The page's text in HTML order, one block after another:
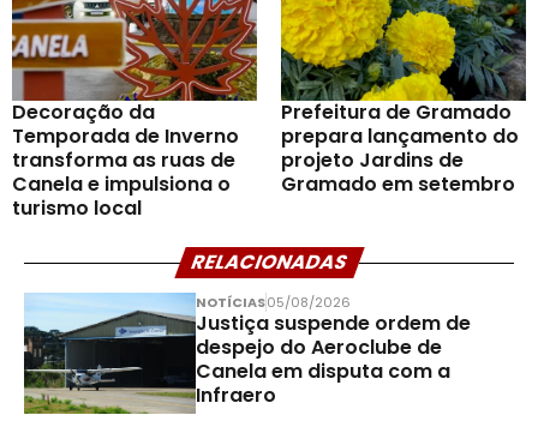
Decoração da
Temporada de Inverno
transforma as ruas de
Canela e impulsiona o
turismo local
Prefeitura de Gramado
prepara lançamento do
projeto Jardins de
Gramado em setembro
RELACIONADAS
NOTÍCIAS05/08/2026
Justiça suspende ordem de
despejo do Aeroclube de
Canela em disputa com a
Infraero